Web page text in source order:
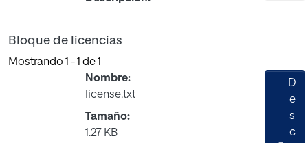
Bloque de licencias
Mostrando 1 - 1 de 1
Nombre:
license.txt
Tamaño:
1.27 KB
D
e
s
c